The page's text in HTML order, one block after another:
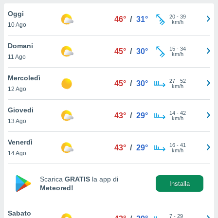
al sito
nostri
ci
di
un
la
di esso.
nella
Oggi
10 Ago
46° / 31° 20- 39
km/h
Domani
11 Ago
45° / 30° 15- 34
km/h
Mercoledì
12 Ago
45° / 30° 27- 52
km/h
Giovedi
13 Ago
43° / 29° 14- 42
km/h
Venerdì
14 Ago
43° / 29° 16- 41
km/h
Scarica GRATIS la app di
Meteored!
Installa
Sabato 7- 29